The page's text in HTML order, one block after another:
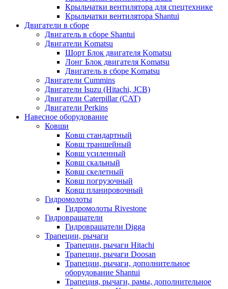
Крыльчатки вентилятора для спецтехнике
Крыльчатки вентилятора Shantui
Двигатели в сборе
Двигатель в сборе Shantui
Двигатели Komatsu
Шорт Блок двигателя Komatsu
Лонг Блок двигателя Komatsu
Двигатель в сборе Komatsu
Двигатели Cummins
Двигатели Isuzu (Hitachi, JCB)
Двигатели Caterpillar (CAT)
Двигатели Perkins
Навесное оборудование
Ковши
Ковш стандартный
Ковш траншейный
Ковш усиленный
Ковш скальный
Ковш скелетный
Ковш погрузочный
Ковш планировочный
Гидромолоты
Гидромолоты Rivestone
Гидровращатели
Гидровращатели Digga
Трапеции, рычаги
Трапеции, рычаги Hitachi
Трапеции, рычаги Doosan
Трапеции, рычаги, дополнительное
оборудование Shantui
Трапеция, рычаги, рамы, дополнительное